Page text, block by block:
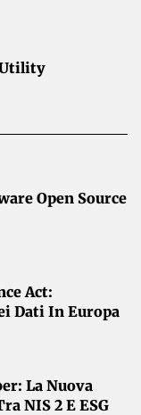
Utility
Open Source
Act:
Dati In Europa
La Nuova
NIS 2 E ESG